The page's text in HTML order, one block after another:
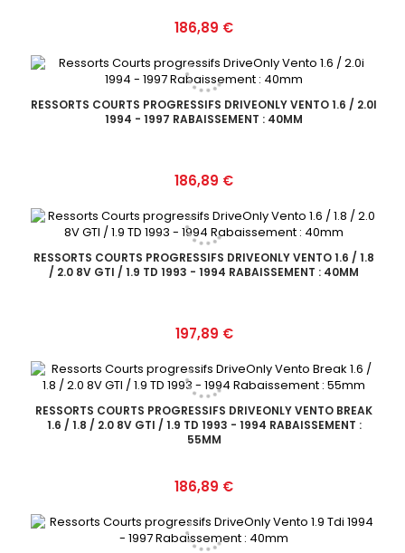
Prix
186,89 €
RESSORTS COURTS PROGRESSIFS DRIVEONLY VENTO 1.6 / 2.0I
1994 - 1997 RABAISSEMENT : 40MM
Prix
186,89 €
RESSORTS COURTS PROGRESSIFS DRIVEONLY VENTO 1.6 / 1.8
/ 2.0 8V GTI / 1.9 TD 1993 - 1994 RABAISSEMENT : 40MM
Prix
197,89 €
RESSORTS COURTS PROGRESSIFS DRIVEONLY VENTO BREAK
1.6 / 1.8 / 2.0 8V GTI / 1.9 TD 1993 - 1994 RABAISSEMENT :
55MM
Prix
186,89 €